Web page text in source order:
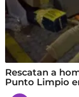
Rescatan a
Punto Limpio